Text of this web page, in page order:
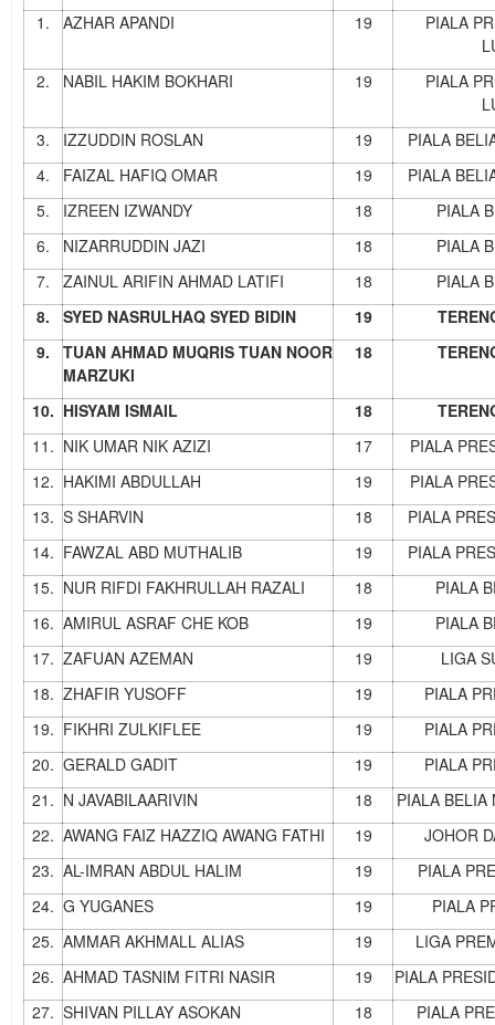
1.
AZHAR APANDI 19
PIALA
2.
NABIL HAKIM BOKHARI 19
PIALA
3.
IZZUDDIN ROSLAN 19
PIALA
4.
FAIZAL HAFIQ OMAR 19
PIALA
5.
IZREEN IZWANDY 18
PIALA
6.
NIZARRUDDIN JAZI 18
PIALA
7.
ZAINUL ARIFIN AHMAD LATIFI 18
PIALA
8.
SYED NASRULHAQ SYED BIDIN 19
9.
TUAN AHMAD MUQRIS TUAN NOOR
MARZUKI
18
10. HISYAM ISMAIL 18
11. NIK UMAR NIK AZIZI 17
PIALA
12. HAKIMI ABDULLAH 19
PIALA
13. S SHARVIN 18
PIALA
14. FAWZAL ABD MUTHALIB 19
PIALA
15. NUR RIFDI FAKHRULLAH RAZALI 18
PIALA
16. AMIRUL ASRAF CHE KOB 19
PIALA
17. ZAFUAN AZEMAN 19
LIGA
18. ZHAFIR YUSOFF 19
PIALA
19. FIKHRI ZULKIFLEE 19
PIALA
20. GERALD GADIT 19
PIALA
21. N JAVABILAARIVIN 18
PIALA BELIA
22. AWANG FAIZ HAZZIQ AWANG FATHI 19
JOHOR
23. AL-IMRAN ABDUL HALIM 19
PIALA
24. G YUGANES 19
PIALA
25. AMMAR AKHMALL ALIAS 19
LIGA
26. AHMAD TASNIM FITRI NASIR 19
PIALA
27. SHIVAN PILLAY ASOKAN 18 PIALA